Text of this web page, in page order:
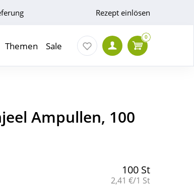
Rezept einlösen
Themen Sale
0
Ampullen, 100
100 St
Grundpreis:
2,41 €/1 St